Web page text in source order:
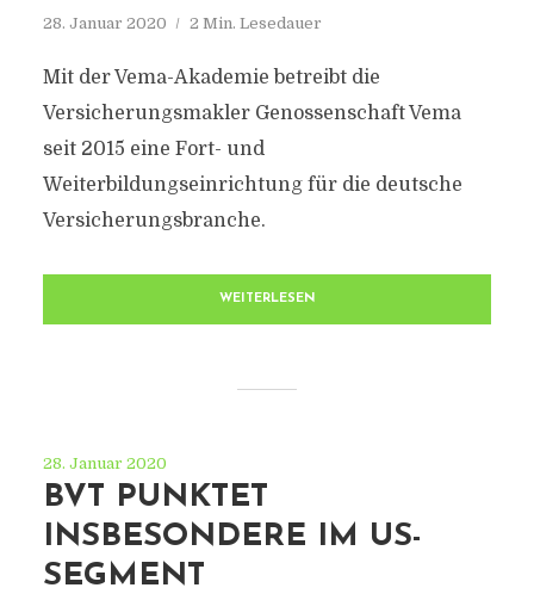
28. Januar 2020 2 Min. Lesedauer
Mit der Vema-Akademie betreibt die
Versicherungsmakler Genossenschaft Vema
seit 2015 eine Fort- und
Weiterbildungseinrichtung für die deutsche
Versicherungsbranche.
WEITERLESEN
28. Januar 2020
BVT PUNKTET
INSBESONDERE IM US-
SEGMENT